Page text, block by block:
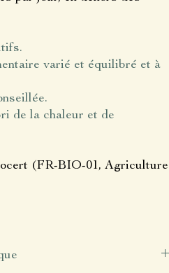
varié et équilibré et à
de la chaleur et de
(FR-BIO-01, Agriculture